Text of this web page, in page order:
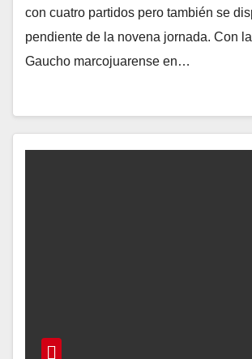
con cuatro partidos pero también se
pendiente de la novena jornada. Con
Gaucho marcojuarense en…